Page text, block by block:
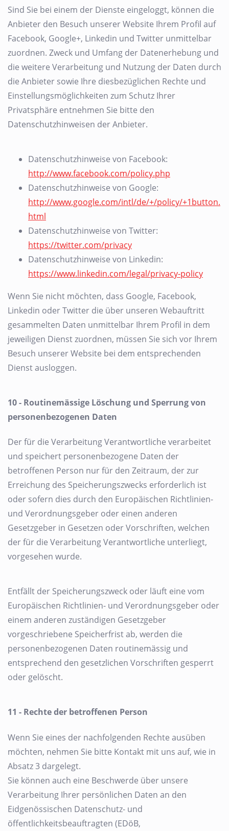
Sind Sie bei einem der Dienste eingeloggt, können die
Anbieter den Besuch unserer Website Ihrem Profil auf
Facebook, Google+, Linkedin und Twitter unmittelbar
zuordnen. Zweck und Umfang der Datenerhebung und
die weitere Verarbeitung und Nutzung der Daten durch
die Anbieter sowie Ihre diesbezüglichen Rechte und
Einstellungsmöglichkeiten zum Schutz Ihrer
Privatsphäre entnehmen Sie bitte den
Datenschutzhinweisen der Anbieter.
Datenschutzhinweise von Facebook:
http://www.facebook.com/policy.php
Datenschutzhinweise von Google:
http://www.google.com/intl/de/+/policy/+1button.
html
Datenschutzhinweise von Twitter:
https://twitter.com/privacy
Datenschutzhinweise von Linkedin:
https://www.linkedin.com/legal/privacy-policy
Wenn Sie nicht möchten, dass Google, Facebook,
Linkedin oder Twitter die über unseren Webauftritt
gesammelten Daten unmittelbar Ihrem Profil in dem
jeweiligen Dienst zuordnen, müssen Sie sich vor Ihrem
Besuch unserer Website bei dem entsprechenden
Dienst ausloggen.
10 - Routinemässige Löschung und Sperrung von
personenbezogenen Daten
Der für die Verarbeitung Verantwortliche verarbeitet
und speichert personenbezogene Daten der
betroffenen Person nur für den Zeitraum, der zur
Erreichung des Speicherungszwecks erforderlich ist
oder sofern dies durch den Europäischen Richtlinien-
und Verordnungsgeber oder einen anderen
Gesetzgeber in Gesetzen oder Vorschriften, welchen
der für die Verarbeitung Verantwortliche unterliegt,
vorgesehen wurde.
Entfällt der Speicherungszweck oder läuft eine vom
Europäischen Richtlinien- und Verordnungsgeber oder
einem anderen zuständigen Gesetzgeber
vorgeschriebene Speicherfrist ab, werden die
personenbezogenen Daten routinemässig und
entsprechend den gesetzlichen Vorschriften gesperrt
oder gelöscht.
11 - Rechte der betroffenen Person
Wenn Sie eines der nachfolgenden Rechte ausüben
möchten, nehmen Sie bitte Kontakt mit uns auf, wie in
Absatz 3 dargelegt.
Sie können auch eine Beschwerde über unsere
Verarbeitung Ihrer persönlichen Daten an den
Eidgenössischen Datenschutz- und
öffentlichkeitsbeauftragten (EDöB,